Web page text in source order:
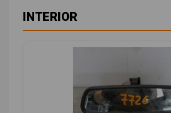
INTERIOR